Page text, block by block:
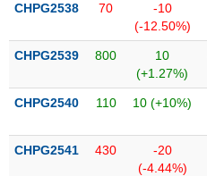
thái
phiếu
mô
thị
CHPG2538 70
-10
(-12.50%)
CHPG2539 800
10
(+1.27%)
CHPG2540 110 10 (+10%)
CHPG2541 430
-20
(-4.44%)
NGÀNH
DOANH
NGHIỆP